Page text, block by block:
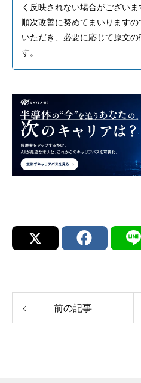
く反映されない場合がございま
順次改善に努めてまいります
いただき、必要に応じて原文
す。
前の記事